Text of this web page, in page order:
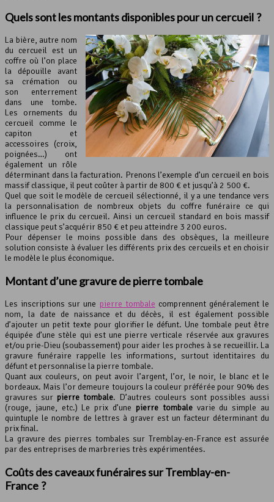
Quels sont les montants disponibles pour un cercueil ?
La bière, autre nom
du cercueil est un
coffre où l’on place
la dépouille avant
sa crémation ou
son enterrement
dans une tombe.
Les ornements du
cercueil comme le
capiton et
accessoires (croix,
poignées…) ont
également un rôle
déterminant dans la facturation. Prenons l’exemple d’un cercueil en bois
massif classique, il peut coûter à partir de 800 € et jusqu’à 2 500 €.
Quel que soit le modèle de cercueil sélectionné, il y a une tendance vers
la personnalisation de nombreux objets du coffre funéraire ce qui
influence le prix du cercueil. Ainsi un cercueil standard en bois massif
classique peut s’acquérir 850 € et peu atteindre 3 200 euros.
Pour dépenser le moins possible dans des obsèques, la meilleure
solution consiste à évaluer les différents prix des cercueils et en choisir
le modèle le plus économique.
Montant d’une gravure depierre tombale
Les inscriptions sur une pierre tombale comprennent généralement le
nom, la date de naissance et du décès, il est également possible
d’ajouter un petit texte pour glorifier le défunt. Une tombale peut être
équipée d’une stèle qui est une pierre verticale réservée aux gravures
et/ou prie-Dieu (soubassement) pour aider les proches à se recueillir. La
gravure funéraire rappelle les informations, surtout identitaires du
défunt et personnalise la pierre tombale.
Quant aux couleurs, on peut avoir l’argent, l’or, le noir, le blanc et le
bordeaux. Mais l’or demeure toujours la couleur préférée pour 90% des
gravures sur pierre tombale. D’autres couleurs sont possibles aussi
(rouge, jaune, etc.) Le prix d’une pierre tombalevarie du simple au
quintuple le nombre de lettres à graver est un facteur déterminant du
prix final.
La gravure des pierres tombales sur Tremblay-en-France est assurée
par des entreprises de marbreries très expérimentées.
Coûts des caveaux funéraires sur Tremblay-en-
France ?